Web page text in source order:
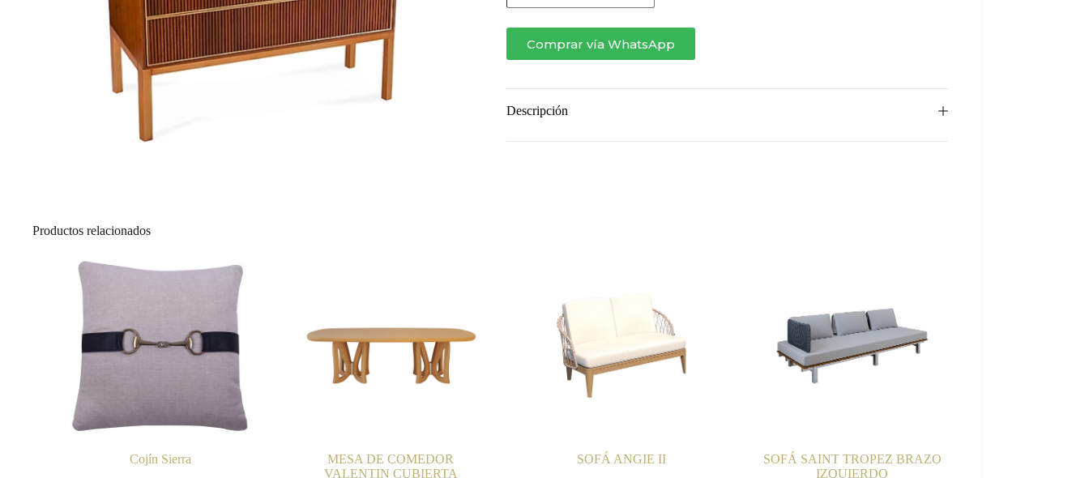
Comprar vía WhatsApp
Descripción
Productos relacionados
Cojín Sierra
MESA DE COMEDOR
VALENTIN CUBIERTA
SOFÁ ANGIE II
SOFÁ SAINT TROPEZ BRAZO
IZQUIERDO